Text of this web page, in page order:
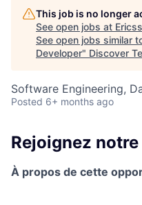
This job is no longer
See open jobs at
See open jobs similar
Developer" Discover
Software Engineering,
Posted 6+ months ago
Rejoignez
À propos de cette